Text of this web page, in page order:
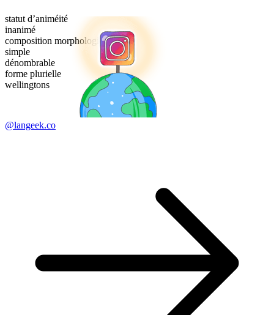
statut d’animéité
inanimé
composition morphologique
simple
dénombrable
forme plurielle
wellingtons
@langeek.co